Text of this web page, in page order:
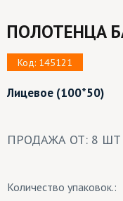
ПОЛОТЕНЦА
Код: 145121
Лицевое (100*50)
ПРОДАЖА ОТ: 8 ШТ
Количество упаковок.: